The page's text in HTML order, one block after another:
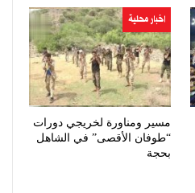
اخبار محلية
مسير ومناورة لخريجي دورات
“طوفان الأقصى” في الشاهل
بحجة